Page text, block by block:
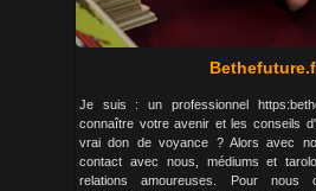
Je suis : un professionnel
connaître votre avenir et les conseils
vrai don de voyance ? Alors avec
contact avec nous, médiums et
relations amoureuses. Pour nous